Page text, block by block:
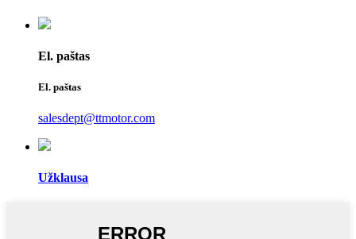
El. paštas
El. paštas
salesdept@ttmotor.com
Užklausa